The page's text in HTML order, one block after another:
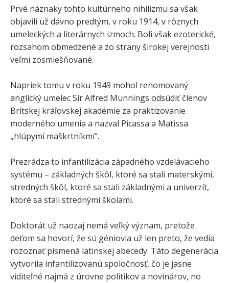
Prvé náznaky tohto kultúrneho nihilizmu sa však
objavili už dávno predtým, v roku 1914, v rôznych
umeleckých a literárnych izmoch. Boli však ezoterické,
rozsahom obmedzené a zo strany širokej verejnosti
veľmi zosmiešňované.
Napriek tomu v roku 1949 mohol renomovaný
anglický umelec Sir Alfred Munnings odsúdiť členov
Britskej kráľovskej akadémie za praktizovanie
moderného umenia a nazval Picassa a Matissa
„hlúpymi maškrtníkmi“.
Prezrádza to infantilizácia západného vzdelávacieho
systému – základných škôl, ktoré sa stali materskými,
stredných škôl, ktoré sa stali základnými a univerzít,
ktoré sa stali strednými školami.
Doktorát už naozaj nemá veľký význam, pretože
deťom sa hovorí, že sú géniovia už len preto, že vedia
rozoznať písmená latinskej abecedy. Táto degenerácia
vytvorila infantilizovanú spoločnosť, čo je jasne
viditeľné najmä z úrovne politikov a novinárov, no